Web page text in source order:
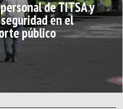
de TITSA y
en el
público